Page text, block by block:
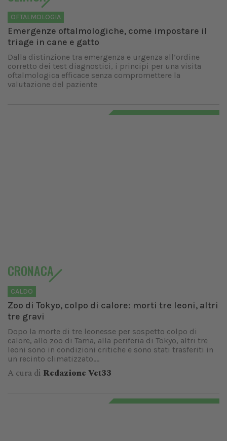
OFTALMOLOGIA
Emergenze oftalmologiche, come impostare il
triage in cane e gatto
Dalla distinzione tra emergenza e urgenza all’ordine
corretto dei test diagnostici, i principi per una visita
oftalmologica efficace senza compromettere la
valutazione del paziente
CRONACA
CALDO
Zoo di Tokyo, colpo di calore: morti tre leoni, altri
tre gravi
Dopo la morte di tre leonesse per sospetto colpo di
calore, allo zoo di Tama, alla periferia di Tokyo, altri tre
leoni sono in condizioni critiche e sono stati trasferiti in
un recinto climatizzato....
A cura di Redazione Vet33